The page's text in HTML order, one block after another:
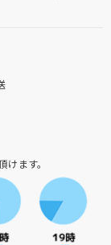
けます。